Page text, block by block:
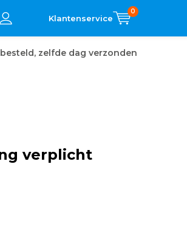
0
zelfde dag verzonden
verplicht